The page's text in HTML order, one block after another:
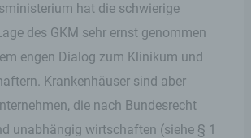
hat die schwierige
des GKM sehr ernst genommen
engen Dialog zum Klinikum und
Krankenhäuser sind aber
die nach Bundesrecht
unabhängig wirtschaften (siehe § 1
optimiert werden. Cookies
wie bereits erwähnt, die
Internetseite wiederzuerkennen.
ist es, den
unserer Internetseite zu
Benutzer einer Internetseite, die
muss beispielsweise nicht bei
der Internetseite erneut seine